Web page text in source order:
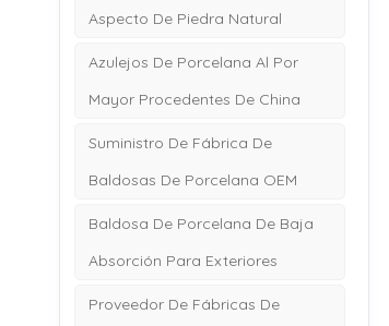
Aspecto De Piedra Natural
Azulejos De Porcelana Al Por
Mayor Procedentes De China
Suministro De Fábrica De
Baldosas De Porcelana OEM
Baldosa De Porcelana De Baja
Absorción Para Exteriores
Proveedor De Fábricas De